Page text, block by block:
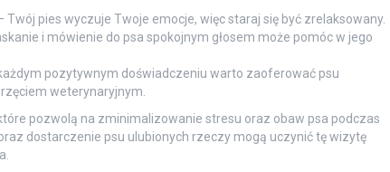
pies wyczuje Twoje emocje, więc staraj się być zrelaksowany.
i mówienie do psa spokojnym głosem może pomóc w jego
pozytywnym doświadczeniu warto zaoferować psu
weterynaryjnym.
pozwolą na zminimalizowanie stresu oraz obaw psa podczas
dostarczenie psu ulubionych rzeczy mogą uczynić tę wizytę